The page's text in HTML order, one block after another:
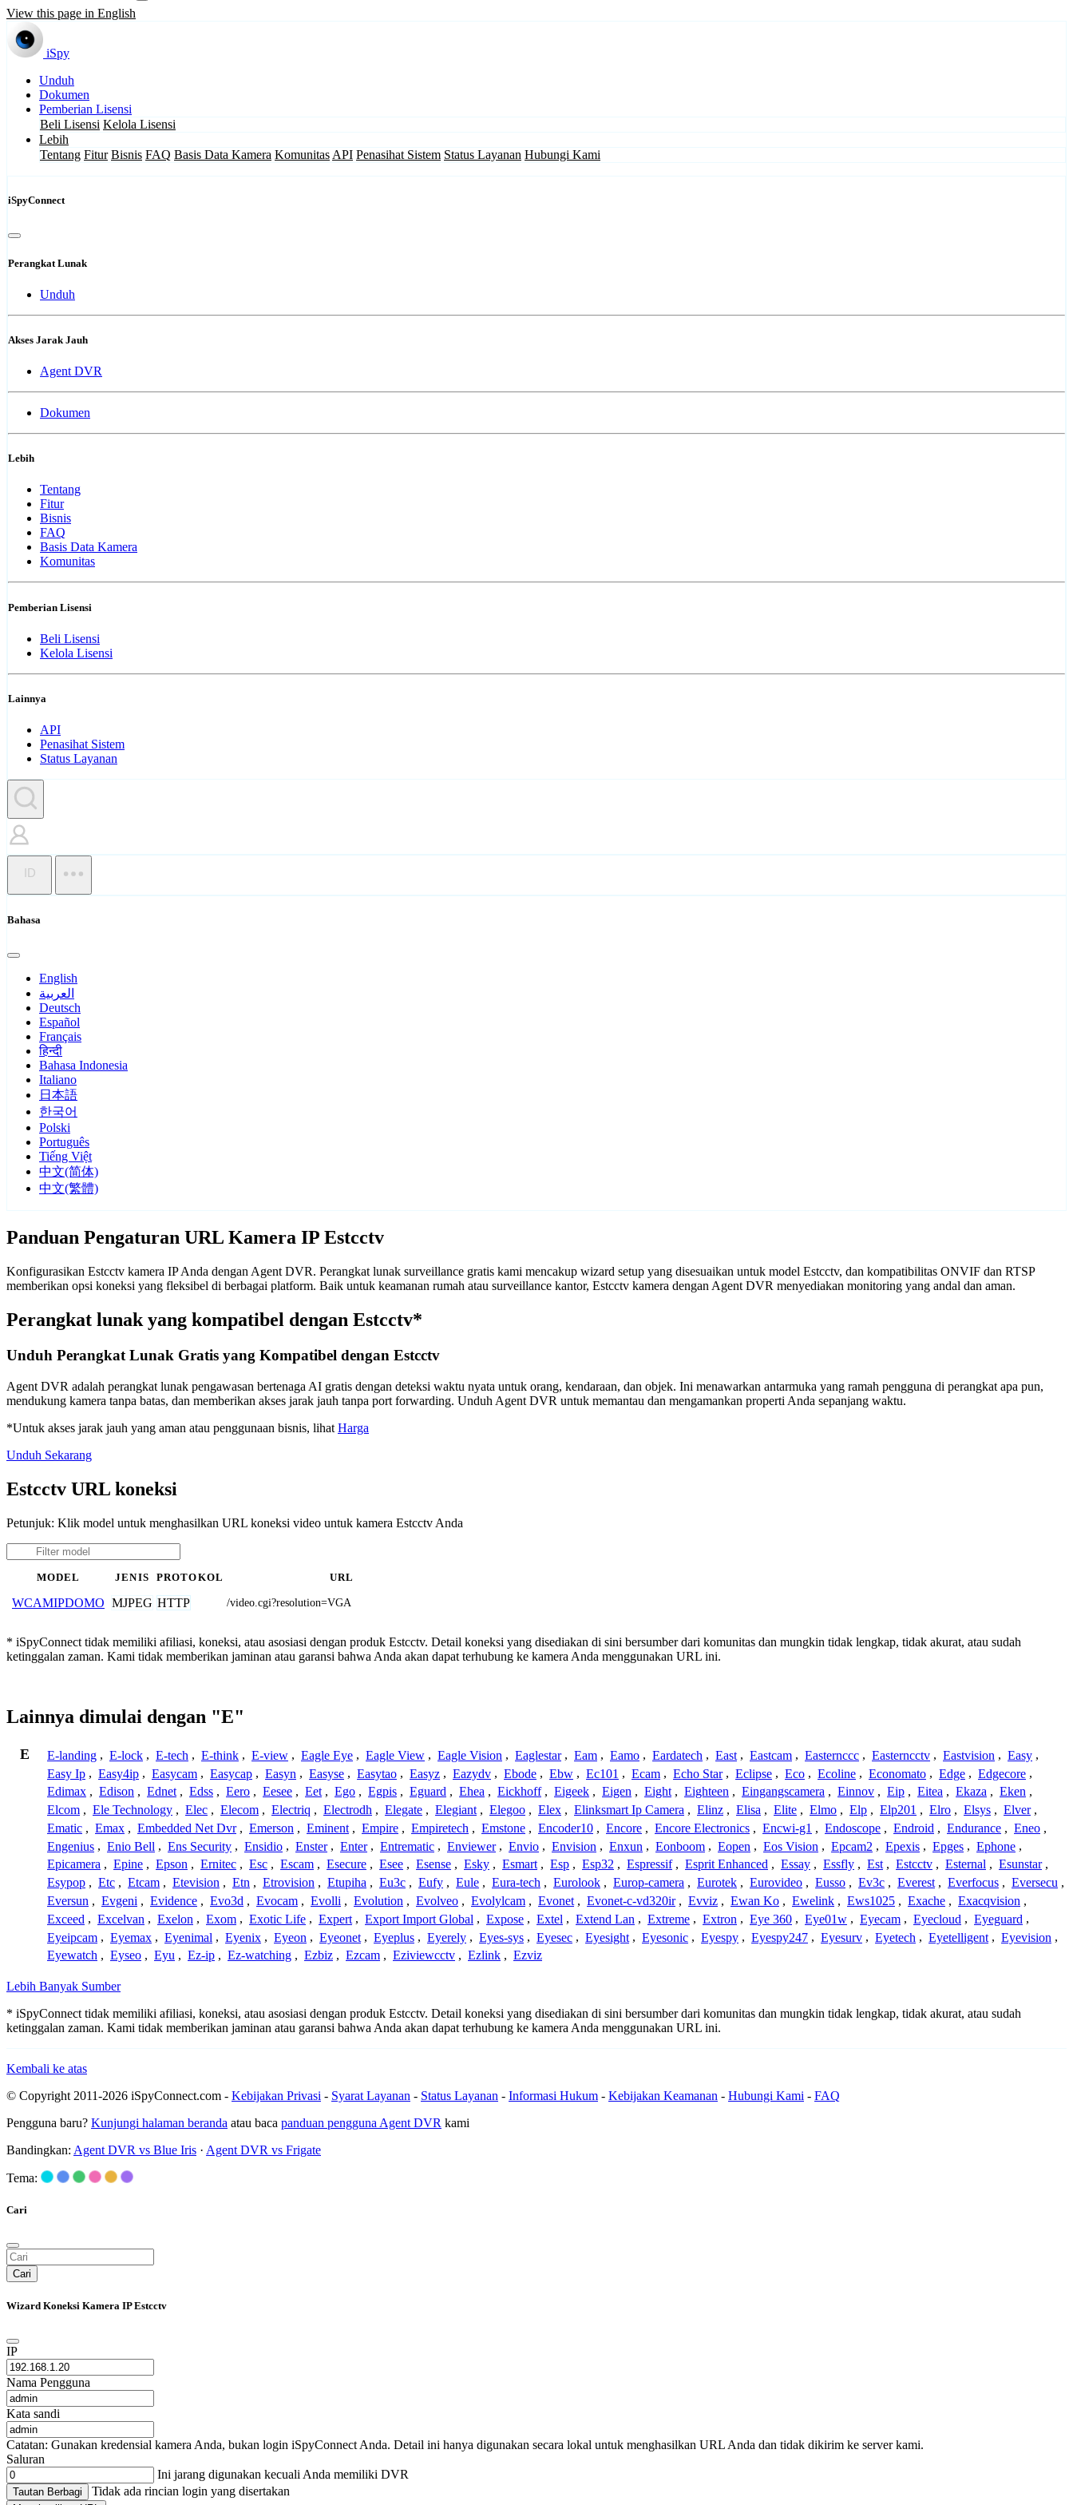
View this page in English
iSpy
Unduh
Dokumen
Pemberian Lisensi
Beli Lisensi Kelola Lisensi
Lebih
Tentang Fitur Bisnis FAQ Basis Data Kamera Komunitas API Penasihat Sistem Status Layanan Hubungi Kami
iSpyConnect
Perangkat Lunak
Unduh
Akses Jarak Jauh
Agent DVR
Dokumen
Lebih
Tentang
Fitur
Bisnis
FAQ
Basis Data Kamera
Komunitas
Pemberian Lisensi
Beli Lisensi
Kelola Lisensi
Lainnya
API
Penasihat Sistem
Status Layanan
ID
Bahasa
English
العربية
Deutsch
Español
Français
हिन्दी
Bahasa Indonesia
Italiano
日本語
한국어
Polski
Português
Tiếng Việt
中文(简体)
中文(繁體)
Panduan Pengaturan URL Kamera IP Estcctv
Konfigurasikan Estcctv kamera IP Anda dengan Agent DVR. Perangkat lunak surveillance gratis kami mencakup wizard setup yang disesuaikan untuk model Estcctv, dan kompatibilitas ONVIF dan RTSP
memberikan opsi koneksi yang fleksibel di berbagai platform. Baik untuk keamanan rumah atau surveillance kantor, Estcctv kamera dengan Agent DVR menyediakan monitoring yang andal dan aman.
Perangkat lunak yang kompatibel dengan Estcctv*
Unduh Perangkat Lunak Gratis yang Kompatibel dengan Estcctv
Agent DVR adalah perangkat lunak pengawasan bertenaga AI gratis dengan deteksi waktu nyata untuk orang, kendaraan, dan objek. Ini menawarkan antarmuka yang ramah pengguna di perangkat apa pun,
mendukung kamera tanpa batas, dan memberikan akses jarak jauh tanpa port forwarding. Unduh Agent DVR untuk memantau dan mengamankan properti Anda sepanjang waktu.
*Untuk akses jarak jauh yang aman atau penggunaan bisnis, lihat Harga
Unduh Sekarang
Estcctv URL koneksi
Petunjuk: Klik model untuk menghasilkan URL koneksi video untuk kamera Estcctv Anda
MODEL JENIS PROTOKOL URL
WCAMIPDOMO MJPEG HTTP /video.cgi?resolution=VGA
* iSpyConnect tidak memiliki afiliasi, koneksi, atau asosiasi dengan produk Estcctv. Detail koneksi yang disediakan di sini bersumber dari komunitas dan mungkin tidak lengkap, tidak akurat, atau sudah
ketinggalan zaman. Kami tidak memberikan jaminan atau garansi bahwa Anda akan dapat terhubung ke kamera Anda menggunakan URL ini.
Lainnya dimulai dengan "E"
E E-landing , E-lock , E-tech , E-think , E-view , Eagle Eye , Eagle View , Eagle Vision , Eaglestar , Eam , Eamo , Eardatech , East , Eastcam , Easternccc , Easterncctv , Eastvision , Easy ,
Easy Ip , Easy4ip , Easycam , Easycap , Easyn , Easyse , Easytao , Easyz , Eazydv , Ebode , Ebw , Ec101 , Ecam , Echo Star , Eclipse , Eco , Ecoline , Economato , Edge , Edgecore ,
Edimax , Edison , Ednet , Edss , Eero , Eesee , Eet , Ego , Egpis , Eguard , Ehea , Eickhoff , Eigeek , Eigen , Eight , Eighteen , Eingangscamera , Einnov , Eip , Eitea , Ekaza , Eken ,
Elcom , Ele Technology , Elec , Elecom , Electriq , Electrodh , Elegate , Elegiant , Elegoo , Elex , Elinksmart Ip Camera , Elinz , Elisa , Elite , Elmo , Elp , Elp201 , Elro , Elsys , Elver ,
Ematic , Emax , Embedded Net Dvr , Emerson , Eminent , Empire , Empiretech , Emstone , Encoder10 , Encore , Encore Electronics , Encwi-g1 , Endoscope , Endroid , Endurance , Eneo ,
Engenius , Enio Bell , Ens Security , Ensidio , Enster , Enter , Entrematic , Enviewer , Envio , Envision , Enxun , Eonboom , Eopen , Eos Vision , Epcam2 , Epexis , Epges , Ephone ,
Epicamera , Epine , Epson , Ernitec , Esc , Escam , Esecure , Esee , Esense , Esky , Esmart , Esp , Esp32 , Espressif , Esprit Enhanced , Essay , Essfly , Est , Estcctv , Esternal , Esunstar ,
Esypop , Etc , Etcam , Etevision , Etn , Etrovision , Etupiha , Eu3c , Eufy , Eule , Eura-tech , Eurolook , Europ-camera , Eurotek , Eurovideo , Eusso , Ev3c , Everest , Everfocus , Eversecu ,
Eversun , Evgeni , Evidence , Evo3d , Evocam , Evolli , Evolution , Evolveo , Evolylcam , Evonet , Evonet-c-vd320ir , Evviz , Ewan Ko , Ewelink , Ews1025 , Exache , Exacqvision ,
Exceed , Excelvan , Exelon , Exom , Exotic Life , Expert , Export Import Global , Expose , Extel , Extend Lan , Extreme , Extron , Eye 360 , Eye01w , Eyecam , Eyecloud , Eyeguard ,
Eyeipcam , Eyemax , Eyenimal , Eyenix , Eyeon , Eyeonet , Eyeplus , Eyerely , Eyes-sys , Eyesec , Eyesight , Eyesonic , Eyespy , Eyespy247 , Eyesurv , Eyetech , Eyetelligent , Eyevision ,
Eyewatch , Eyseo , Eyu , Ez-ip , Ez-watching , Ezbiz , Ezcam , Eziviewcctv , Ezlink , Ezviz
Lebih Banyak Sumber
* iSpyConnect tidak memiliki afiliasi, koneksi, atau asosiasi dengan produk Estcctv. Detail koneksi yang disediakan di sini bersumber dari komunitas dan mungkin tidak lengkap, tidak akurat, atau sudah
ketinggalan zaman. Kami tidak memberikan jaminan atau garansi bahwa Anda akan dapat terhubung ke kamera Anda menggunakan URL ini.
Kembali ke atas
© Copyright 2011-2026 iSpyConnect.com - Kebijakan Privasi - Syarat Layanan - Status Layanan - Informasi Hukum - Kebijakan Keamanan - Hubungi Kami - FAQ
Pengguna baru? Kunjungi halaman beranda atau baca panduan pengguna Agent DVR kami
Bandingkan: Agent DVR vs Blue Iris · Agent DVR vs Frigate
Tema:
Cari
Cari
Wizard Koneksi Kamera IP Estcctv
IP
Nama Pengguna
Kata sandi
Catatan: Gunakan kredensial kamera Anda, bukan login iSpyConnect Anda. Detail ini hanya digunakan secara lokal untuk menghasilkan URL Anda dan tidak dikirim ke server kami.
Saluran
Ini jarang digunakan kecuali Anda memiliki DVR
Tautan Berbagi Tidak ada rincian login yang disertakan